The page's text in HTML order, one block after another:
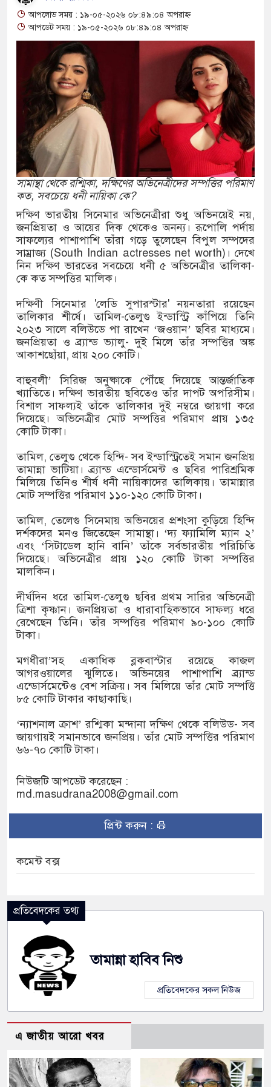
ধরতে গিয়ে পানিতে ডুবে শিশুর মৃত্যু
গাঁজাসহ দুই মাদক কারবারী গ্রেপ্তার
৩ মাদক কারবারি গ্রেপ্তার, আড়াই কেজি গাঁজা
কাজেম শাহ, আট ঘণ্টা বিমানে অপেক্ষার পর
মত চালু হলো শিশুদের সফট ইনডোর প্লে-গ্রাউন্ড
প্লে-গ্রাউন্ড
ব্যবসায়ীসহ গ্রেফতার-৮
অভিযানে নারীসহ মাদক কারবারি গ্রেফতার
পূর্ববিরোধের জেরে দুই পক্ষের সংঘর্ষ, আহত ৩০
গিয়ে পানিতে ডুবে গৃহবধূর মৃত্যু
রাজি না হওয়ায় তরুণীকে ‘চোর’ সাজিয়ে
আপলোড সময় : ১৯-০৫-২০২৬ ০৮:৪৯:০৪ অপরাহ্ন
আপডেট সময় : ১৯-০৫-২০২৬ ০৮:৪৯:০৪ অপরাহ্ন
সামান্থা থেকে রশ্মিকা, দক্ষিণের অভিনেত্রীদের সম্পত্তির পরিমাণ
কত, সবচেয়ে ধনী নায়িকা কে?
দক্ষিণ ভারতীয় সিনেমার অভিনেত্রীরা শুধু অভিনয়েই নয়,
জনপ্রিয়তা ও আয়ের দিক থেকেও অনন্য। রূপোলি পর্দায়
সাফল্যের পাশাপাশি তাঁরা গড়ে তুলেছেন বিপুল সম্পদের
সাম্রাজ্য (South Indian actresses net worth)। দেখে
নিন দক্ষিণ ভারতের সবচেয়ে ধনী ৫ অভিনেত্রীর তালিকা-
কে কত সম্পত্তির মালিক।
দক্ষিণী সিনেমার 'লেডি সুপারস্টার' নয়নতারা রয়েছেন
তালিকার শীর্ষে। তামিল-তেলুগু ইন্ডাস্ট্রি কাঁপিয়ে তিনি
২০২৩ সালে বলিউডে পা রাখেন ‘জওয়ান’ ছবির মাধ্যমে।
জনপ্রিয়তা ও ব্র্যান্ড ভ্যালু- দুই মিলে তাঁর সম্পত্তির অঙ্ক
আকাশছোঁয়া, প্রায় ২০০ কোটি।
বাহুবলী’ সিরিজ অনুষ্কাকে পৌঁছে দিয়েছে আন্তর্জাতিক
খ্যাতিতে। দক্ষিণ ভারতীয় ছবিতেও তাঁর দাপট অপরিসীম।
বিশাল সাফল্যই তাঁকে তালিকার দুই নম্বরে জায়গা করে
দিয়েছে। অভিনেত্রীর মোট সম্পত্তির পরিমাণ প্রায় ১৩৫
কোটি টাকা।
তামিল, তেলুগু থেকে হিন্দি- সব ইন্ডাস্ট্রিতেই সমান জনপ্রিয়
তামান্না ভাটিয়া। ব্র্যান্ড এন্ডোর্সমেন্ট ও ছবির পারিশ্রমিক
মিলিয়ে তিনিও শীর্ষ ধনী নায়িকাদের তালিকায়। তামান্নার
মোট সম্পত্তির পরিমাণ ১১০-১২০ কোটি টাকা।
তামিল, তেলেগু সিনেমায় অভিনয়ের প্রশংসা কুড়িয়ে হিন্দি
দর্শকদের মনও জিতেছেন সামান্থা। ‘দ্য ফ্যামিলি ম্যান ২’
এবং ‘সিটাডেল হানি বানি’ তাঁকে সর্বভারতীয় পরিচিতি
দিয়েছে। অভিনেত্রীর প্রায় ১২০ কোটি টাকা সম্পত্তির
মালকিন।
দীর্ঘদিন ধরে তামিল-তেলুগু ছবির প্রথম সারির অভিনেত্রী
ত্রিশা কৃষ্ণান। জনপ্রিয়তা ও ধারাবাহিকভাবে সাফল্য ধরে
রেখেছেন তিনি। তাঁর সম্পত্তির পরিমাণ ৯০-১০০ কোটি
টাকা।
মগধীরা’সহ একাধিক ব্লকবাস্টার রয়েছে কাজল
আগরওয়ালের ঝুলিতে। অভিনয়ের পাশাপাশি ব্র্যান্ড
এন্ডোর্সমেন্টেও বেশ সক্রিয়। সব মিলিয়ে তাঁর মোট সম্পত্তি
৮৫ কোটি টাকার কাছাকাছি।
‘ন্যাশনাল ক্রাশ’ রশ্মিকা মন্দানা দক্ষিণ থেকে বলিউড- সব
জায়গায়ই সমানভাবে জনপ্রিয়। তাঁর মোট সম্পত্তির পরিমাণ
৬৬-৭০ কোটি টাকা।
নিউজটি আপডেট করেছেন :
md.masudrana2008@gmail.com
প্রিন্ট করুন :
কমেন্ট বক্স
প্রতিবেদকের তথ্য
তামান্না হাবিব নিশু
প্রতিবেদকের সকল নিউজ
এ জাতীয় আরো খবর